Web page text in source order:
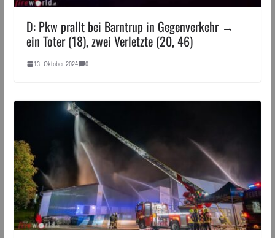
D: Pkw prallt bei Barntrup in Gegenverkehr →
ein Toter (18), zwei Verletzte (20, 46)
13. Oktober 2024 0